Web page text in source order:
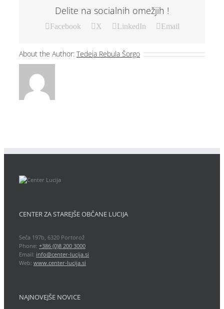
Delite na socialnih omežjih !
Facebook X LinkedIn Email
About the Author: Tedeja Rebula Šorgo
CENTER ZA STAREJŠE OBČANE LUCIJA
Seča 197b, 6320 Portorož
Phone: +386 (0)8 200 3000
Email: info@center-lucija.si
Web: www.center-lucija.si
NAJNOVEJŠE NOVICE